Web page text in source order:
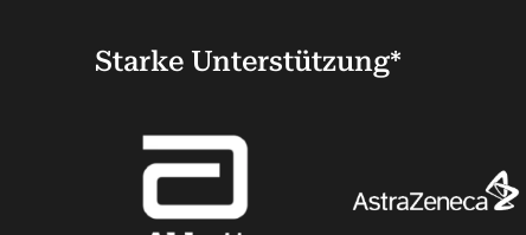
Starke Unterstützung*